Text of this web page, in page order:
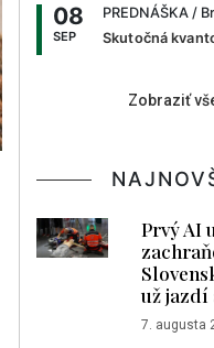
08
SEP
PREDNÁŠKA /
Skutočná
Zobraziť
Prvý AI
už jazdí
7. augusta